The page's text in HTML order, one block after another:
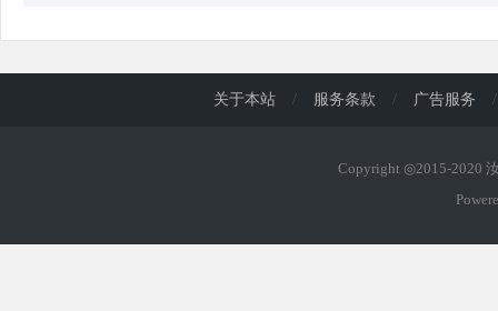
关于本站 / 服务条款 / 广告服务 /
Copyright ◎2015-2020